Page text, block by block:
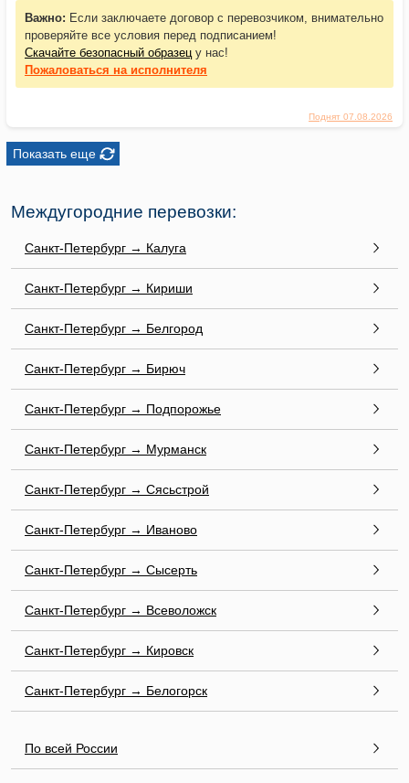
Поднят 07.08.2026
Важно: Если заключаете договор с перевозчиком, внимательно
проверяйте все условия перед подписанием!
Скачайте безопасный образецу нас!
Пожаловаться на исполнителя
Показать еще
Междугородние перевозки:
Санкт-Петербург → Калуга
Санкт-Петербург → Кириши
Санкт-Петербург → Белгород
Санкт-Петербург → Бирюч
Санкт-Петербург → Подпорожье
Санкт-Петербург → Мурманск
Санкт-Петербург → Сясьстрой
Санкт-Петербург → Иваново
Санкт-Петербург → Сысерть
Санкт-Петербург → Всеволожск
Санкт-Петербург → Кировск
Санкт-Петербург → Белогорск
По всей России